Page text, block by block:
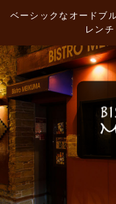
ベーシックなオードブ
レン